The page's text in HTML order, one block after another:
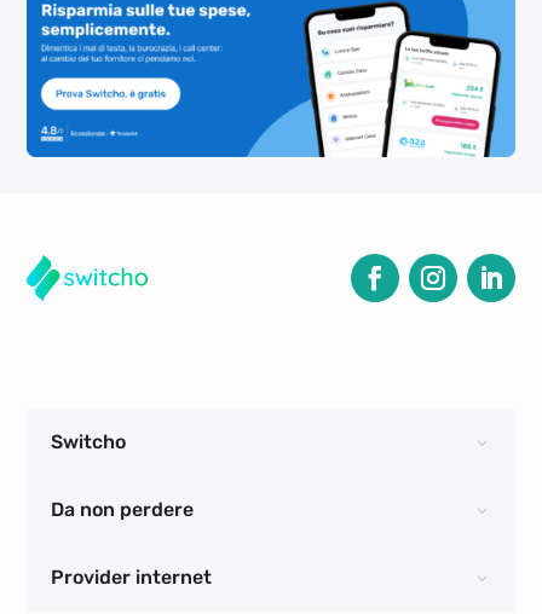
Switcho
Da non perdere
Provider internet